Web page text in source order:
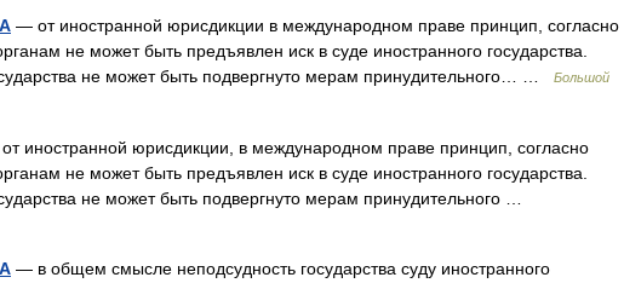
— от иностранной юрисдикции в международном праве принцип, согласно
не может быть предъявлен иск в суде иностранного государства.
не может быть подвергнуто мерам принудительного… …
Большой
иностранной юрисдикции, в международном праве принцип, согласно
не может быть предъявлен иск в суде иностранного государства.
не может быть подвергнуто мерам принудительного …
— в общем смысле неподсудность государства суду иностранного